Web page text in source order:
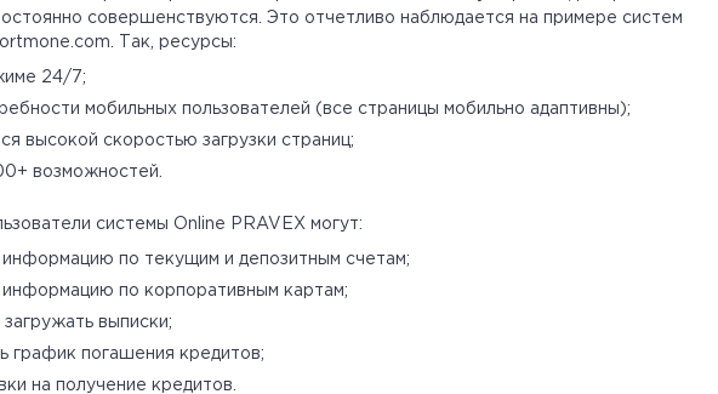
совершенствуются. Это отчетливо наблюдается на примере систем
Так, ресурсы:
24/7;
мобильных пользователей (все страницы мобильно адаптивны);
высокой скоростью загрузки страниц;
возможностей.
системы Online PRAVEX могут:
информацию по текущим и депозитным счетам;
информацию по корпоративным картам;
выписки;
график погашения кредитов;
на получение кредитов.